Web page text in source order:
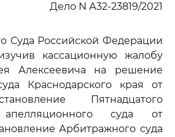
Дело N А32-23819/2021
Суда Российской Федерации
кассационную жалобу
Алексеевича на решение
Краснодарского края от
Пятнадцатого
апелляционного суда от
Арбитражного суда